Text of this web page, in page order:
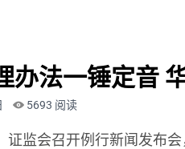
办法一锤定音
5693 阅读
监会召开例行新闻发布会